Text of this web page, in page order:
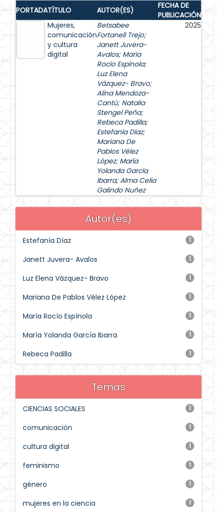
PORTADATÍTULO AUTOR(ES)
FECHA DE
PUBLICACIÓN
Mujeres,
comunicación
y cultura
digital
Betsabee
Fortanell Trejo;
Janett Juvera-
Avalos; María
Rocío Espínola;
Luz Elena
Vázquez- Bravo;
Alina Mendoza-
Cantú; Natalia
Stengel Peña;
Rebeca Padilla;
Estefanía Díaz;
Mariana De
Pablos Vélez
López; María
Yolanda García
Ibarra;Alma Celia
Galindo Nuñez
2025
Autor(es)
1
Estefanía Díaz
1
Janett Juvera- Avalos
1
Luz Elena Vázquez- Bravo
1
Mariana De Pablos Vélez López
1
María Rocío Espínola
1
María Yolanda García Ibarra
1
Rebeca Padilla
Temas
1
CIENCIAS SOCIALES
1
comunicación
1
cultura digital
1
feminismo
1
género
1
mujeres en la ciencia